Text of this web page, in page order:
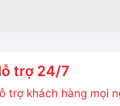
trợ 24/7
trợ khách hàng mọi